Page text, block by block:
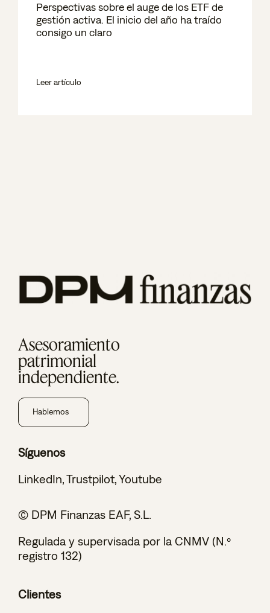
Perspectivas sobre el auge de los ETF de
gestión activa. El inicio del año ha traído
consigo un claro
Leer artículo
Asesoramiento
patrimonial
independiente.
Hablemos
Síguenos
LinkedIn Trustpilot, Youtube
© DPM Finanzas EAF, S.L.
Regulada y supervisada por la CNMV (N.º
registro 132)
Clientes